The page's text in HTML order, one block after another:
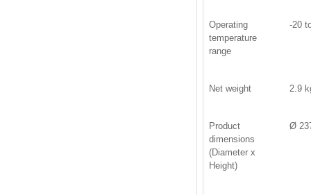
Operating
temperature
range
-20
Net weight 2.9
Product
dimensions
(Diameter x
Height)
Ø